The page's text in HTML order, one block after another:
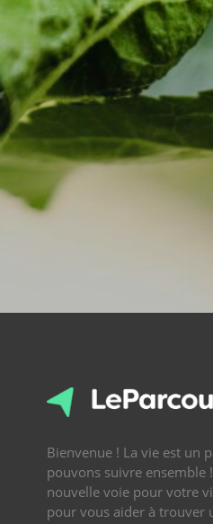
Bienvenue ! La vie est un
pouvons suivre ensemble
nouvelle voie pour votre
pour vous aider à trouver